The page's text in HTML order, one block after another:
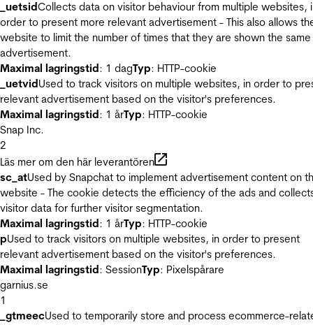
_uetsidCollects data on visitor behaviour from multiple websites,
order to present more relevant advertisement - This also allows
website to limit the number of times that they are shown the same
advertisement.
Maximal lagringstid: 1 dagTyp: HTTP-cookie
_uetvidUsed to track visitors on multiple websites, in order to
relevant advertisement based on the visitor's preferences.
Maximal lagringstid: 1 årTyp: HTTP-cookie
Snap Inc.
2
Läs mer om den här leverantören
sc_atUsed by Snapchat to implement advertisement content on
website - The cookie detects the efficiency of the ads and
visitor data for further visitor segmentation.
Maximal lagringstid: 1 årTyp: HTTP-cookie
pUsed to track visitors on multiple websites, in order to present
relevant advertisement based on the visitor's preferences.
Maximal lagringstid: SessionTyp: Pixelspårare
garnius.se
1
_gtmeecUsed to temporarily store and process ecommerce-